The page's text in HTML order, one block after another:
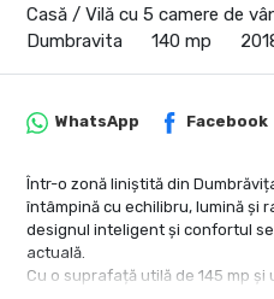
Casă / Vilă cu 5 camere de
Dumbravita
140 mp
WhatsApp Facebook
Într-o zonă liniștită din
întâmpină cu echilibru, lumină și
designul inteligent și confortul
actuală.
Cu o suprafață utilă de 145 mp